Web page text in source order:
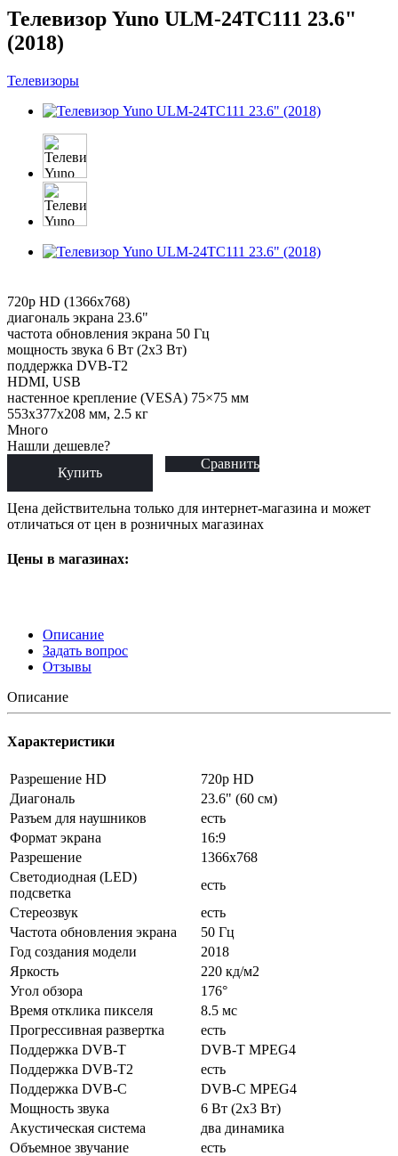
Телевизор Yuno ULM-24TC111 23.6"
(2018)
Телевизоры
720p HD (1366x768)
диагональ экрана 23.6"
частота обновления экрана 50 Гц
мощность звука 6 Вт (2х3 Вт)
поддержка DVB-T2
HDMI, USB
настенное крепление (VESA) 75×75 мм
553x377x208 мм, 2.5 кг
Много
Нашли дешевле?
Купить
Сравнить
Цена действительна только для интернет-магазина и может
отличаться от цен в розничных магазинах
Цены в магазинах:
Описание
Задать вопрос
Отзывы
Описание
Характеристики
Разрешение HD
720p HD
Диагональ
23.6" (60 см)
Разъем для наушников
есть
Формат экрана
16:9
Разрешение
1366x768
Светодиодная (LED)
подсветка
есть
Стереозвук
есть
Частота обновления экрана
50 Гц
Год создания модели
2018
Яркость
220 кд/м2
Угол обзора
176°
Время отклика пикселя
8.5 мс
Прогрессивная развертка
есть
Поддержка DVB-T
DVB-T MPEG4
Поддержка DVB-T2
есть
Поддержка DVB-C
DVB-C MPEG4
Мощность звука
6 Вт (2х3 Вт)
Акустическая система
два динамика
Объемное звучание
есть